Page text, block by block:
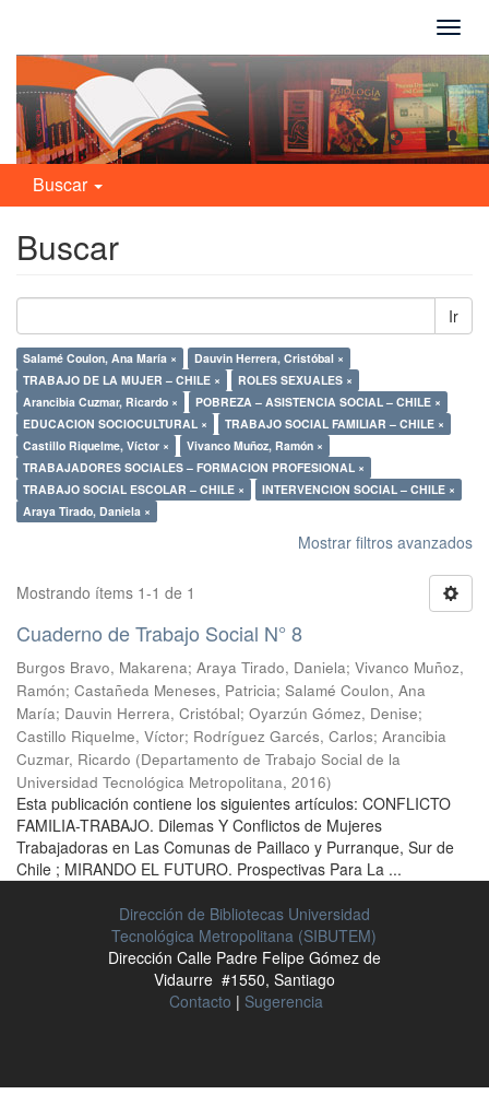
Buscar
Buscar
Ir
Salamé Coulon, Ana María ×
Dauvin Herrera, Cristóbal ×
TRABAJO DE LA MUJER – CHILE ×
ROLES SEXUALES ×
Arancibia Cuzmar, Ricardo ×
POBREZA – ASISTENCIA SOCIAL – CHILE ×
EDUCACION SOCIOCULTURAL ×
TRABAJO SOCIAL FAMILIAR – CHILE ×
Castillo Riquelme, Víctor ×
Vivanco Muñoz, Ramón ×
TRABAJADORES SOCIALES – FORMACION PROFESIONAL ×
TRABAJO SOCIAL ESCOLAR – CHILE ×
INTERVENCION SOCIAL – CHILE ×
Araya Tirado, Daniela ×
Mostrar filtros avanzados
Mostrando ítems 1-1 de 1
Cuaderno de Trabajo Social N° 8
Burgos Bravo, Makarena; Araya Tirado, Daniela; Vivanco Muñoz,
Ramón; Castañeda Meneses, Patricia; Salamé Coulon, Ana
María; Dauvin Herrera, Cristóbal; Oyarzún Gómez, Denise;
Castillo Riquelme, Víctor; Rodríguez Garcés, Carlos; Arancibia
Cuzmar, Ricardo (Departamento de Trabajo Social de la
Universidad Tecnológica Metropolitana, 2016)
Esta publicación contiene los siguientes artículos: CONFLICTO
FAMILIA-TRABAJO. Dilemas Y Conflictos de Mujeres
Trabajadoras en Las Comunas de Paillaco y Purranque, Sur de
Chile ; MIRANDO EL FUTURO. Prospectivas Para La ...
Dirección de Bibliotecas Universidad
Tecnológica Metropolitana (SIBUTEM)
Dirección Calle Padre Felipe Gómez de
Vidaurre #1550, Santiago
Contacto | Sugerencia